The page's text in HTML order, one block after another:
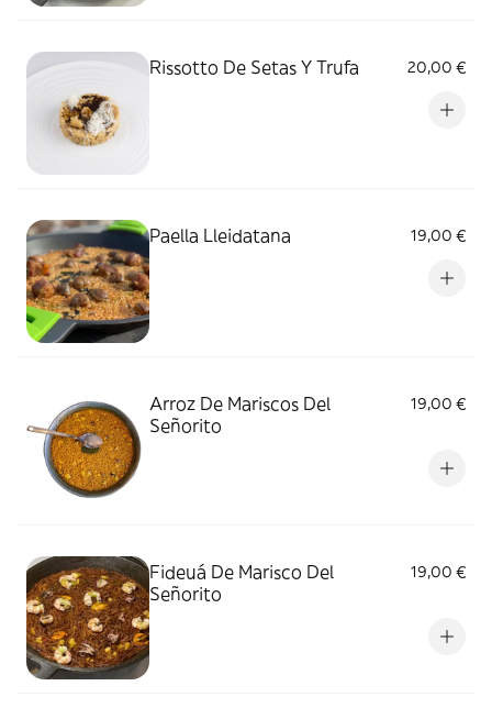
Rissotto De Setas Y Trufa 20,00 €
Paella Lleidatana 19,00 €
Arroz De Mariscos Del
Señorito
19,00 €
Fideuá De Marisco Del
Señorito
19,00 €